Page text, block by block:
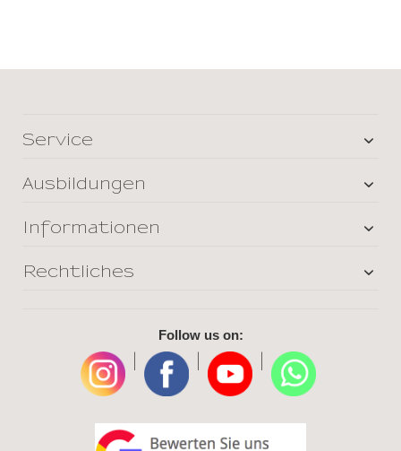
Service
Ausbildungen
Informationen
Rechtliches
Follow us on: